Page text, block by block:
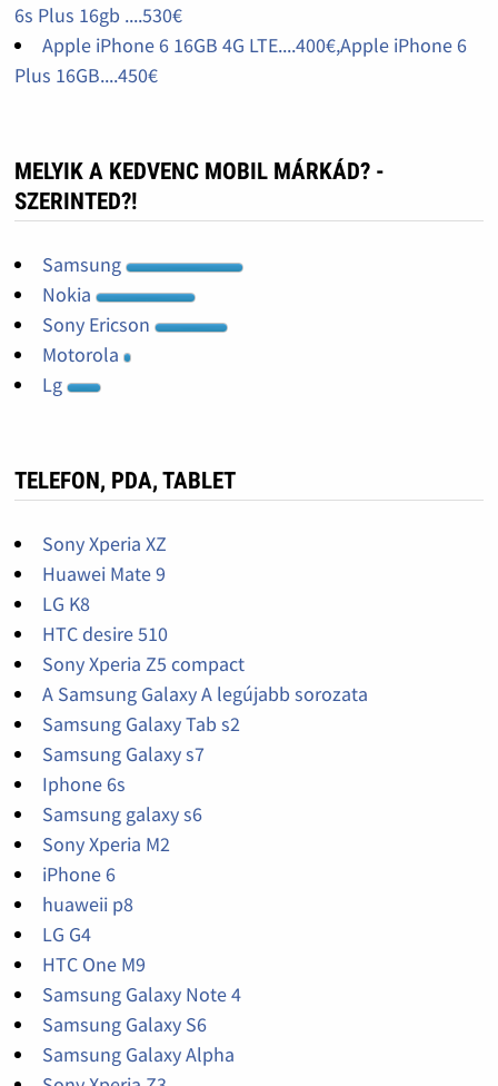
6s Plus 16gb ....530€
Apple iPhone 6 16GB 4G LTE....400€,Apple iPhone 6
Plus 16GB....450€
MELYIK A KEDVENC MOBIL MÁRKÁD? -
SZERINTED?!
Samsung
Nokia
Sony Ericson
Motorola
Lg
TELEFON, PDA, TABLET
Sony Xperia XZ
Huawei Mate 9
LG K8
HTC desire 510
Sony Xperia Z5 compact
A Samsung Galaxy A legújabb sorozata
Samsung Galaxy Tab s2
Samsung Galaxy s7
Iphone 6s
Samsung galaxy s6
Sony Xperia M2
iPhone 6
huaweii p8
LG G4
HTC One M9
Samsung Galaxy Note 4
Samsung Galaxy S6
Samsung Galaxy Alpha